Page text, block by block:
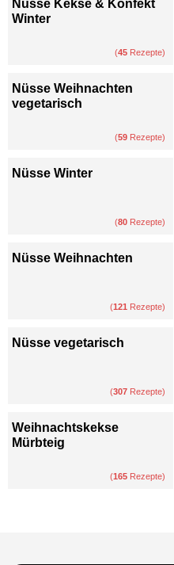
Nüsse Kekse & Konfekt
Winter
(45 Rezepte)
Nüsse Weihnachten
vegetarisch
(59 Rezepte)
Nüsse Winter
(80 Rezepte)
Nüsse Weihnachten
(121 Rezepte)
Nüsse vegetarisch
(307 Rezepte)
Weihnachtskekse
Mürbteig
(165 Rezepte)